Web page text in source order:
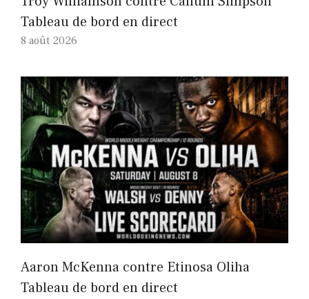
Tableau de bord en direct
8 août 2026
Aaron McKenna contre Etinosa Oliha
Tableau de bord en direct